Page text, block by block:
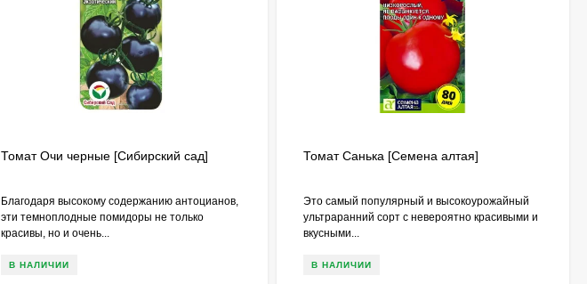
Томат Очи черные [Сибирский сад]
Благодаря высокому содержанию антоцианов,
эти темноплодные помидоры не только
красивы, но и очень...
В НАЛИЧИИ
Томат Санька [Семена алтая]
Это самый популярный и высокоурожайный
ультраранний сорт с невероятно красивыми и
вкусными...
В НАЛИЧИИ